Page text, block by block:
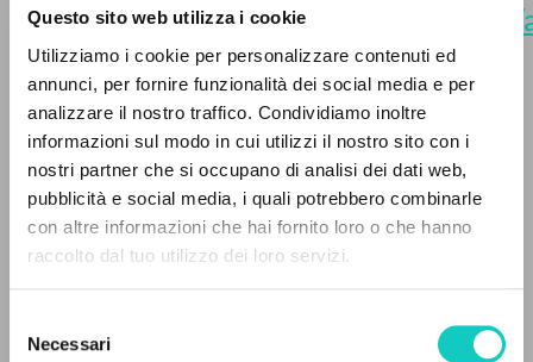
Questo sito web utilizza i cookie
Utilizziamo i cookie per personalizzare contenuti ed
annunci, per fornire funzionalità dei social media e per
analizzare il nostro traffico. Condividiamo inoltre
informazioni sul modo in cui utilizzi il nostro sito con i
nostri partner che si occupano di analisi dei dati web,
pubblicità e social media, i quali potrebbero combinarle
con altre informazioni che hai fornito loro o che hanno
raccolto dal tuo utilizzo dei loro servizi.
delNecessari
https://www.clonline.org/fr/
10-08-aucun-don-de-la-grace-ne-
vous-fait-plus-defaut-st-paul.
[Traduction].
THE PROJECT
bibliographic references, full texts in 5